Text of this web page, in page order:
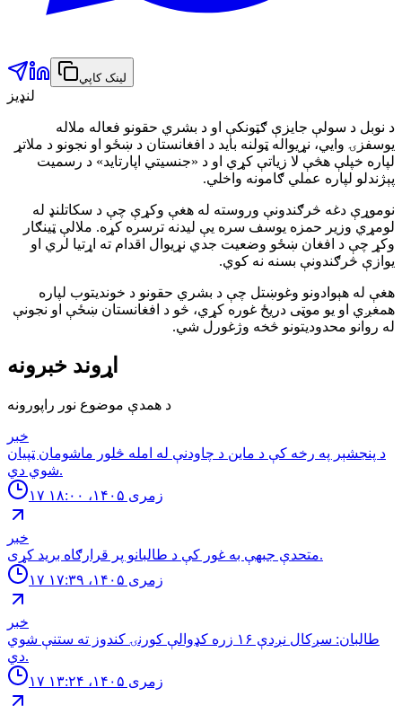
لینک کاپي
لنډیز
د نوبل د سولې جایزې ګټونکې او د بشري حقونو فعاله ملاله
یوسفزۍ وايي، نړیواله ټولنه باید د افغانستان د ښځو او نجونو د ملاتړ
لپاره خپلې هڅې لا زیاتې کړي او د «جنسیتي اپارتاید» د رسمیت
پېژندلو لپاره عملي ګامونه واخلي.
نوموړې دغه څرګندونې وروسته له هغې وکړې چې د سکاتلنډ له
لومړي وزیر حمزه یوسف سره یې لیدنه ترسره کړه. ملالې ټینګار
وکړ چې د افغان ښځو وضعیت جدي نړیوال اقدام ته اړتیا لري او
یوازې څرګندونې بسنه نه کوي.
هغې له هېوادونو وغوښتل چې د بشري حقونو د خوندیتوب لپاره
همغږي او یو موټی دریځ غوره کړي، څو د افغانستان ښځې او نجونې
له روانو محدودیتونو څخه وژغورل شي.
اړوند خبرونه
د همدې موضوع نور راپورونه
خبر
د پنجشېر په رخه کې د ماین د چاودنې له امله څلور ماشومان ټپیان
شوي دي.
۱۷ زمری ۱۴۰۵، ۱۸:۰۰
خبر
متحدې جبهې به غور کې د طالبانو پر قرارګاه بريد كړی.
۱۷ زمری ۱۴۰۵، ۱۷:۳۹
خبر
طالبان: سږكال نږدې ١۶ زره كډوالې كورنۍ كندوز ته ستنې شوي
دي.
۱۷ زمری ۱۴۰۵، ۱۳:۲۴